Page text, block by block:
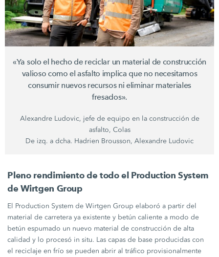
«Ya solo el hecho de reciclar un material de construcción
valioso como el asfalto implica que no necesitamos
consumir nuevos recursos ni eliminar materiales
fresados».
Alexandre Ludovic, jefe de equipo en la construcción de
asfalto, Colas
De izq. a dcha. Hadrien Brousson, Alexandre Ludovic
Pleno rendimiento de todo el Production System
deWirtgen Group
El Production System deWirtgen Group elaboró a partir del
material de carretera ya existente y betún caliente a modo de
betún espumado un nuevo material de construcción de alta
calidad y lo procesó in situ. Las capas de base producidas con
el reciclaje en frío se pueden abrir al tráfico provisionalmente